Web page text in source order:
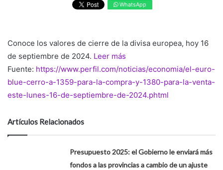
WhatsApp
Conoce los valores de cierre de la divisa europea, hoy 16
de septiembre de 2024. Leer más
Fuente: https://www.perfil.com/noticias/economia/el-euro-
blue-cerro-a-1359-para-la-compra-y-1380-para-la-venta-
este-lunes-16-de-septiembre-de-2024.phtml
Artículos Relacionados
Presupuesto 2025: el Gobierno le enviará más
fondos a las provincias a cambio de un ajuste